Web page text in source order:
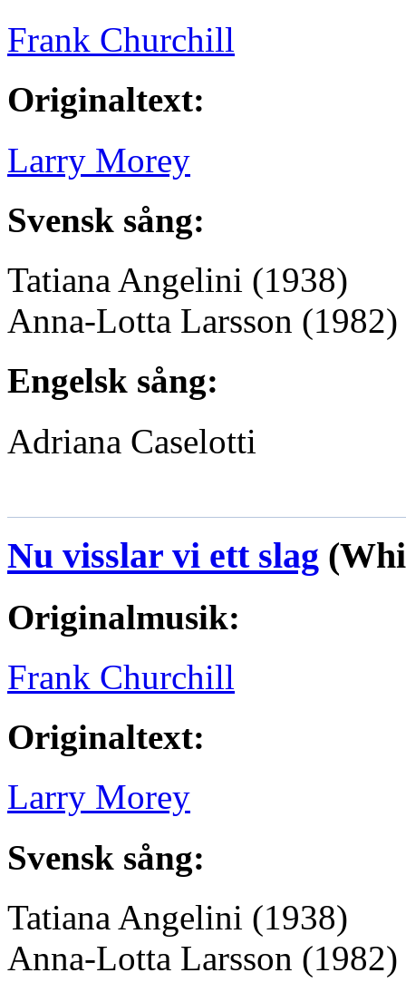
Frank Churchill
Originaltext:
Larry Morey
Svensk sång:
Tatiana Angelini (1938)
Anna-Lotta Larsson (1982)
Engelsk sång:
Adriana Caselotti
Nu visslar vi ett slag
Originalmusik:
Frank Churchill
Originaltext:
Larry Morey
Svensk sång:
Tatiana Angelini (1938)
Anna-Lotta Larsson (1982)